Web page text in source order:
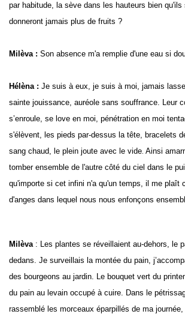
par habitude, la sève dans les hauteurs bien qu'ils
donneront jamais plus de fruits ?
Milèva : Son absence m'a remplie d'une eau si
Hélèna : Je suis à eux, je suis à moi, jamais
sainte jouissance, auréole sans souffrance. Leur
s’enroule, se love en moi, pénétration en moi
s'élèvent, les pieds par-dessus la tête, bracelets
sang chaud, le plein joute avec le vide Ainsi
tomber ensemble de l'autre côté du ciel dans le
qu'importe si cet infini n'a qu'un temps, il me plaît
d'anges dans lequel nous nous enfonçons
Milèva : Les plantes se réveillaient au-dehors, le
dedans. Je surveillais la montée du pain,
des bourgeons au jardin. Le bouquet vert du
du pain au levain occupé à cuire. Dans le
rassemblé les morceaux éparpillés de ma journée,